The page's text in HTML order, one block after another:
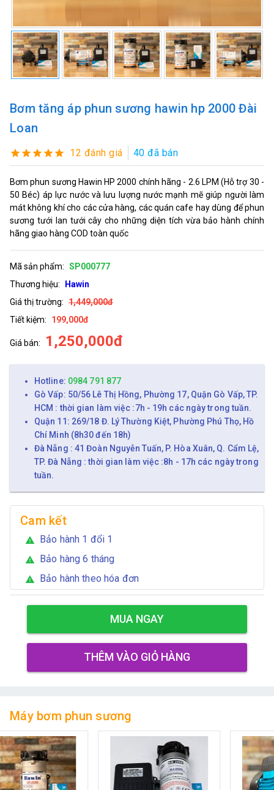
Bơm tăng áp phun sương hawin hp 2000 Đài
Loan
12 đánh giá 40 đã bán
Bơm phun sương Hawin HP 2000 chính hãng - 2.6 LPM (Hỗ trợ 30 -
50 Béc) áp lực nước và lưu lượng nước mạnh mẽ giúp người làm
mát không khí cho các cửa hàng, các quán cafe hay dùng để phun
sương tưới lan tưới cây cho những diện tích vừa bảo hành chính
hãng giao hàng COD toàn quốc
Mã sản phẩm: SP000777
Thương hiệu:
Hawin
Giá thị trường: 1,449,000đ
Tiết kiệm:
199,000đ
Giá bán: 1,250,000đ
Hotline: 0984 791 877
Gò Vấp: 50/56 Lê Thị Hồng, Phường 17, Quận Gò Vấp, TP.
HCM : thời gian làm việc :7h - 19h các ngày trong tuần.
Quận 11: 269/18 Đ. Lý Thường Kiệt, Phường Phú Thọ, Hồ
Chí Minh (8h30 đến 18h)
Đà Nẵng : 41 Đoàn Nguyễn Tuấn, P. Hòa Xuân, Q. Cẩm Lệ,
TP. Đà Nẵng : thời gian làm việc :8h - 17h các ngày trong
tuần.
Cam kết
warning Bảo hành 1 đổi 1
warning Bảo hàng 6 tháng
warning Bảo hành theo hóa đơn
MUA NGAY
THÊM VÀO GIỎ HÀNG
Máy bơm phun sương